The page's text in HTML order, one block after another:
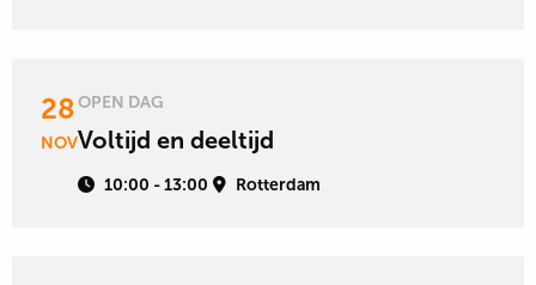
28
NOV
OPEN DAG
Voltijd en deeltijd
10:00 - 13:00 Rotterdam
Lees
meer